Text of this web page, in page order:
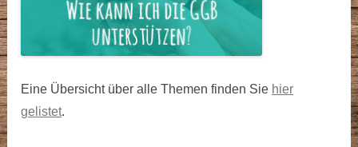
Eine Übersicht über alle Themen finden Sie hier
gelistet.